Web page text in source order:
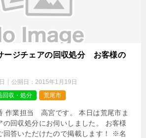
ージチェアの回収処分 お客様の
公開日： 2015年1月19日
回収・処分 荒尾市
作業担当 高宮です。 本日は荒尾市ま
の回収処分にお伺いしました。 お客様
回答いただけたので掲載します！ ※名